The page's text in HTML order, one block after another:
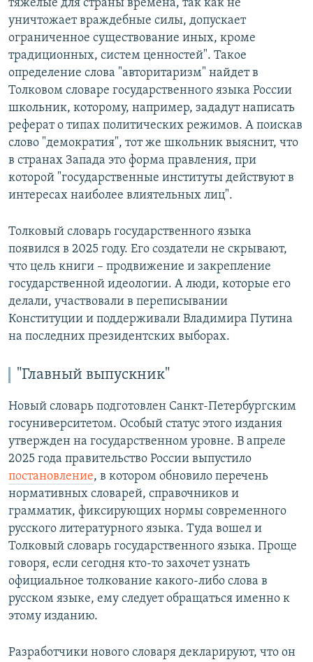
тяжелые для страны времена, так как не
уничтожает враждебные силы, допускает
ограниченное существование иных, кроме
традиционных, систем ценностей". Такое
определение слова "авторитаризм" найдет в
Толковом словаре государственного языка России
школьник, которому, например, зададут написать
реферат о типах политических режимов. А поискав
слово "демократия", тот же школьник выяснит, что
в странах Запада это форма правления, при
которой "государственные институты действуют в
интересах наиболее влиятельных лиц".
Толковый словарь государственного языка
появился в 2025 году. Его создатели не скрывают,
что цель книги – продвижение и закрепление
государственной идеологии. А люди, которые его
делали, участвовали в переписывании
Конституции и поддерживали Владимира Путина
на последних президентских выборах.
"Главный выпускник"
Новый словарь подготовлен Санкт-Петербургским
госуниверситетом. Особый статус этого издания
утвержден на государственном уровне. В апреле
2025 года правительство России выпустило
постановление, в котором обновило перечень
нормативных словарей, справочников и
грамматик, фиксирующих нормы современного
русского литературного языка. Туда вошел и
Толковый словарь государственного языка. Проще
говоря, если сегодня кто-то захочет узнать
официальное толкование какого-либо слова в
русском языке, ему следует обращаться именно к
этому изданию.
Разработчики нового словаря декларируют, что он